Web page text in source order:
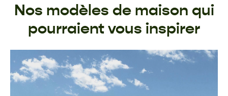
Nos modèles de maison qui
pourraient vous inspirer